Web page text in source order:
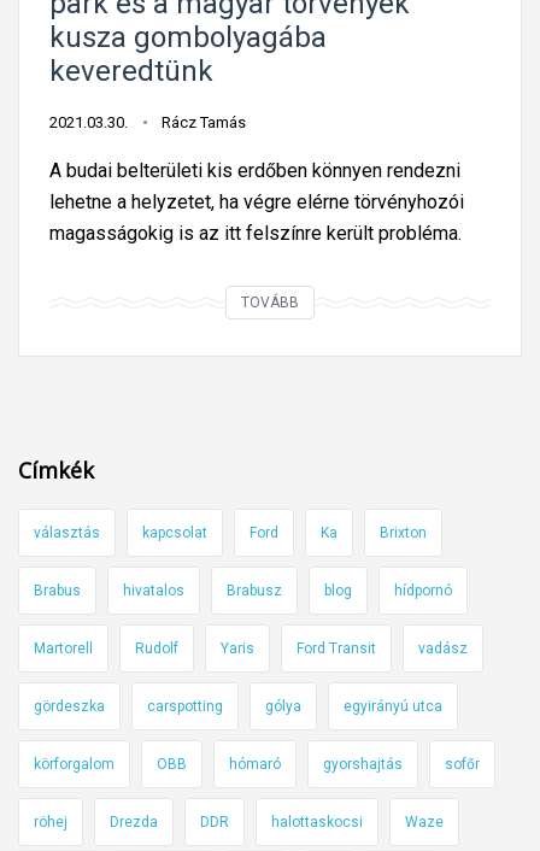
kusza gombolyagába
keveredtünk
2021.03.30. Rácz Tamás
A budai belterületi kis erdőben könnyen rendezni
lehetne a helyzetet, ha végre elérne törvényhozói
magasságokig is az itt felszínre került probléma.
TOVÁBB
l
i
g
á
s
k
e
g
Címkék
választás kapcsolat Ford Ka Brixton
Brabus hivatalos Brabusz blog hídpornó
Martorell Rudolf Yaris Ford Transit vadász
gördeszka carspotting gólya egyirányú utca
körforgalom OBB hómaró gyorshajtás sofőr
röhej Drezda DDR halottaskocsi Waze